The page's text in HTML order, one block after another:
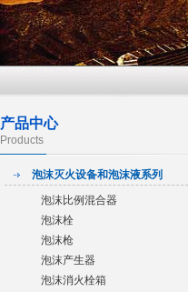
产品中心
Products
泡沫灭火设备和泡沫液系列
泡沫比例混合器
泡沫栓
泡沫枪
泡沫产生器
泡沫消火栓箱